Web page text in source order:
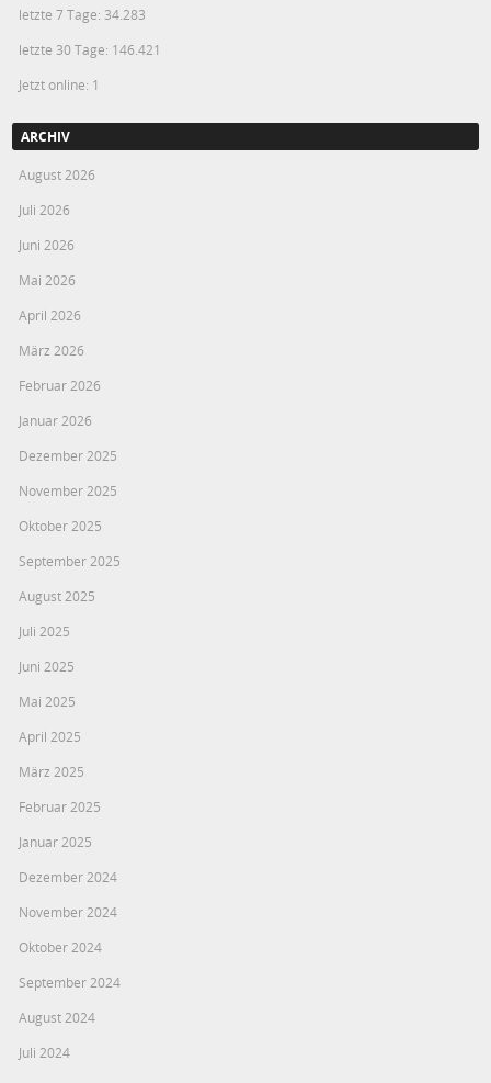
letzte 7 Tage: 34.283
letzte 30 Tage: 146.421
Jetzt online: 1
ARCHIV
August 2026
Juli 2026
Juni 2026
Mai 2026
April 2026
März 2026
Februar 2026
Januar 2026
Dezember 2025
November 2025
Oktober 2025
September 2025
August 2025
Juli 2025
Juni 2025
Mai 2025
April 2025
März 2025
Februar 2025
Januar 2025
Dezember 2024
November 2024
Oktober 2024
September 2024
August 2024
Juli 2024